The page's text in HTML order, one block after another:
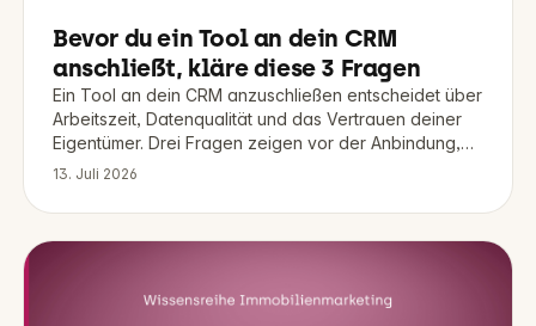
Bevor du ein Tool an dein CRM
anschließt, kläre diese 3 Fragen
Ein Tool an dein CRM anzuschließen entscheidet über
Arbeitszeit, Datenqualität und das Vertrauen deiner
Eigentümer. Drei Fragen zeigen vor der Anbindung,
ob es sich lohnt.
13. Juli 2026